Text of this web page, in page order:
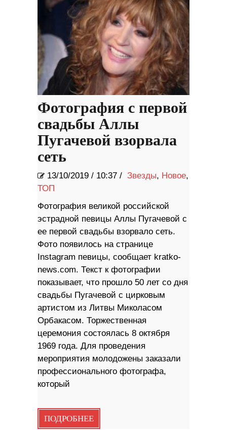
Фотография с первой
свадьбы Аллы
Пугачевой взорвала
сеть
13/10/2019 / 10:37 / Звезды, Новое,
ТОП
Фотография великой российской
эстрадной певицы Аллы Пугачевой с
ее первой свадьбы взорвало сеть.
Фото появилось на странице
Instagram певицы, сообщает kratko-
news.com. Текст к фотографии
показывает, что прошло 50 лет со дня
свадьбы Пугачевой с цирковым
артистом из Литвы Миколасом
Орбакасом. Торжественная
церемония состоялась 8 октября
1969 года. Для проведения
мероприятия молодожены заказали
профессионального фотографа,
который
ПОДРОБНЕЕ